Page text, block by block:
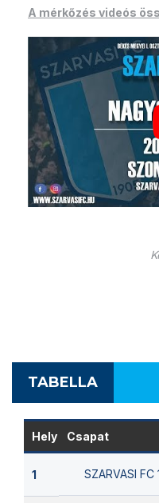
A mérkőzés videós
TABELLA
Hely Csapat
1 SZARVASI FC